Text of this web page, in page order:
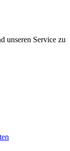
unseren Service zu